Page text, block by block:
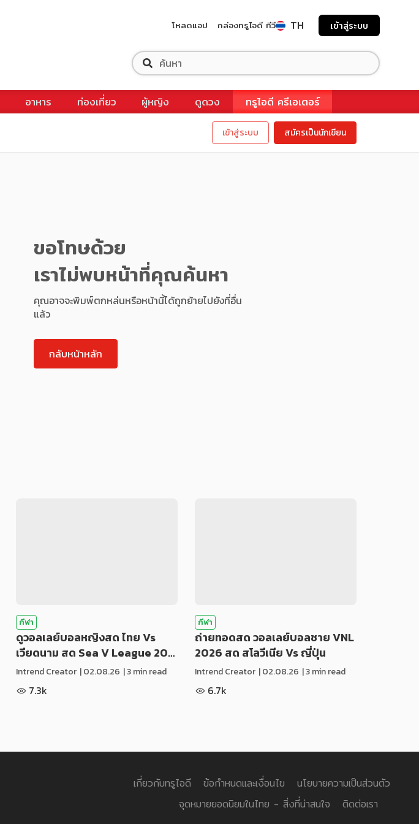
โหลดแอป กล่องทรูไอดี ทีวี TH เข้าสู่ระบบ
อาหาร ท่องเที่ยว ผู้หญิง ดูดวง ทรูไอดี ครีเอเตอร์
เข้าสู่ระบบ สมัครเป็นนักเขียน
ขอโทษด้วย
เราไม่พบหน้าที่คุณค้นหา
คุณอาจจะพิมพ์ตกหล่นหรือหน้านี้ได้ถูกย้ายไปยังที่อื่น
แล้ว
กลับหน้าหลัก
กีฬา
ดูวอลเลย์บอลหญิงสด ไทย Vs
เวียดนาม สด Sea V League 20…
Intrend Creator |02.08.26 | 3 min read
7.3k
กีฬา
ถ่ายทอดสด วอลเลย์บอลชาย VNL
2026 สด สโลวีเนีย Vs ญี่ปุ่น
Intrend Creator |02.08.26 | 3 min read
6.7k
เกี่ยวกับทรูไอดี ข้อกำหนดและเงื่อนไข
นโยบายความเป็นส่วนตัว
จุดหมายยอดนิยมในไทย - สิ่งที่น่าสนใจ
ติดต่อเรา